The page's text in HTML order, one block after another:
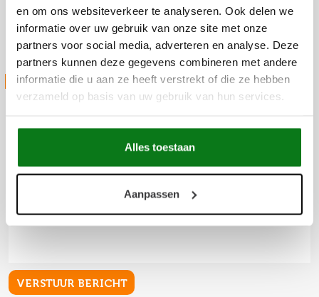
en om ons websiteverkeer te analyseren. Ook delen we
informatie over uw gebruik van onze site met onze
partners voor social media, adverteren en analyse. Deze
partners kunnen deze gegevens combineren met andere
informatie die u aan ze heeft verstrekt of die ze hebben
verzameld op basis van uw gebruik van hun services.
Alles toestaan
Aanpassen
Magazijn
Slachthuiskade 36
7602CV Almelo
STUUR ONS JE VRAAG